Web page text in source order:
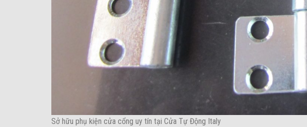
Sở hữu phụ kiện cửa cổng uy tín tại Cửa Tự Động Italy